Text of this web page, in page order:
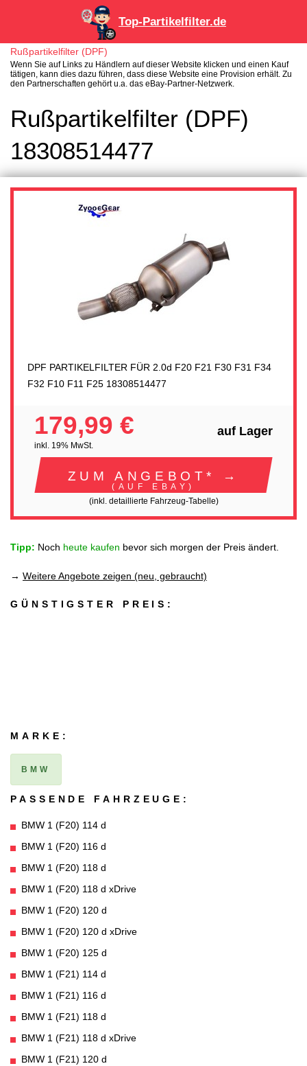
Top-Partikelfilter.de
Rußpartikelfilter (DPF)
Wenn Sie auf Links zu Händlern auf dieser Website klicken und einen Kauf
tätigen, kann dies dazu führen, dass diese Website eine Provision erhält. Zu
den Partnerschaften gehört u.a. das eBay-Partner-Netzwerk.
Rußpartikelfilter (DPF)
18308514477
DPF PARTIKELFILTER FÜR 2.0d F20 F21 F30 F31 F34
F32 F10 F11 F25 18308514477
179,99 €
inkl. 19% MwSt.
auf Lager
ZUM ANGEBOT* →
(AUF EBAY)
(inkl. detaillierte Fahrzeug-Tabelle)
Tipp: Noch heute kaufen bevor sich morgen der Preis ändert.
→ Weitere Angebote zeigen (neu, gebraucht)
GÜNSTIGSTER PREIS:
MARKE:
BMW
PASSENDE FAHRZEUGE:
BMW 1 (F20) 114 d
BMW 1 (F20) 116 d
BMW 1 (F20) 118 d
BMW 1 (F20) 118 d xDrive
BMW 1 (F20) 120 d
BMW 1 (F20) 120 d xDrive
BMW 1 (F20) 125 d
BMW 1 (F21) 114 d
BMW 1 (F21) 116 d
BMW 1 (F21) 118 d
BMW 1 (F21) 118 d xDrive
BMW 1 (F21) 120 d